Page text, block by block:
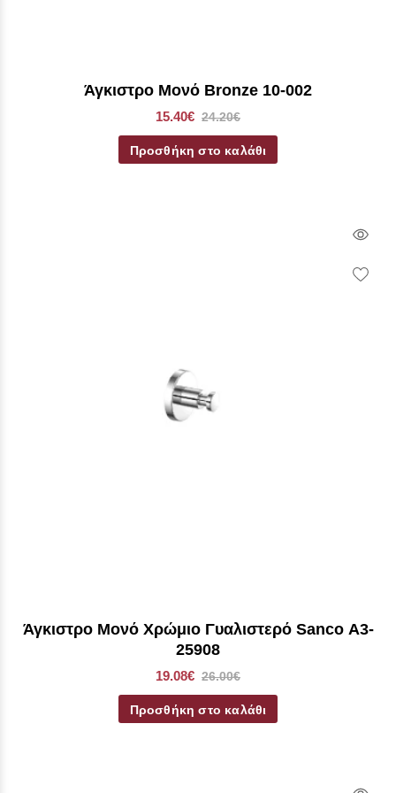
Άγκιστρο Μονό Bronze 10-002
15.40€ 24.20€
Προσθήκη στο καλάθι
Άγκιστρο Μονό Χρώμιο Γυαλιστερό Sanco Α3-
25908
19.08€ 26.00€
Προσθήκη στο καλάθι